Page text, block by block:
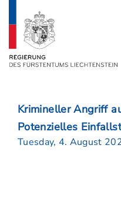
Krimineller Angriff
Potenzielles
Tuesday, 4. August